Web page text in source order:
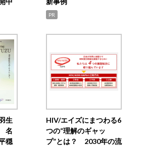
PR
生
名
穏
HIV/エイズにまつわる6
つの“理解のギャッ
プ”とは？ 2030年の流